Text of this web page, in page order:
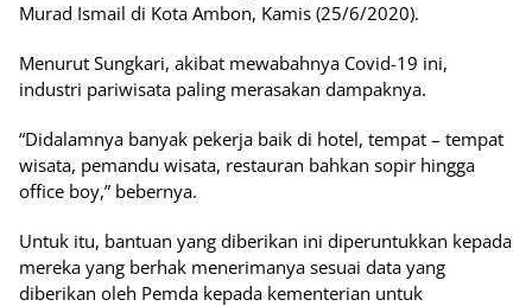
Murad Ismail di Kota Ambon, Kamis (25/6/2020).
Menurut Sungkari, akibat mewabahnya Covid-19 ini,
industri pariwisata paling merasakan dampaknya.
“Didalamnya banyak pekerja baik di hotel, tempat – tempat
wisata, pemandu wisata, restauran bahkan sopir hingga
office boy,” bebernya.
Untuk itu, bantuan yang diberikan ini diperuntukkan kepada
mereka yang berhak menerimanya sesuai data yang
diberikan oleh Pemda kepada kementerian untuk